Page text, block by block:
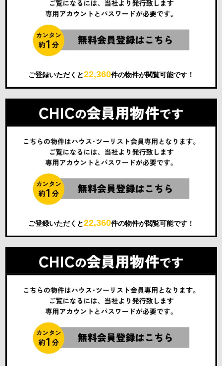
ご登録いただくと22,360件の物件が閲覧可能です！
ご登録いただくと22,360件の物件が閲覧可能です！